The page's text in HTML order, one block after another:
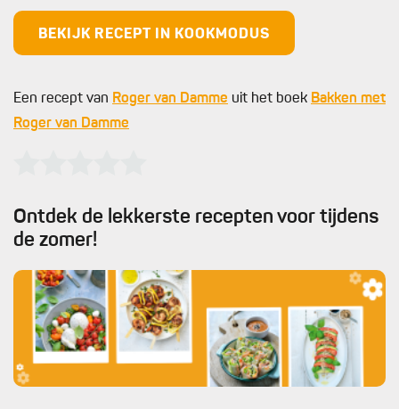
BEKIJK RECEPT IN KOOKMODUS
Een recept van Roger van Damme uit het boek Bakken met
Roger van Damme
Ontdek de lekkerste recepten voor tijdens
de zomer!